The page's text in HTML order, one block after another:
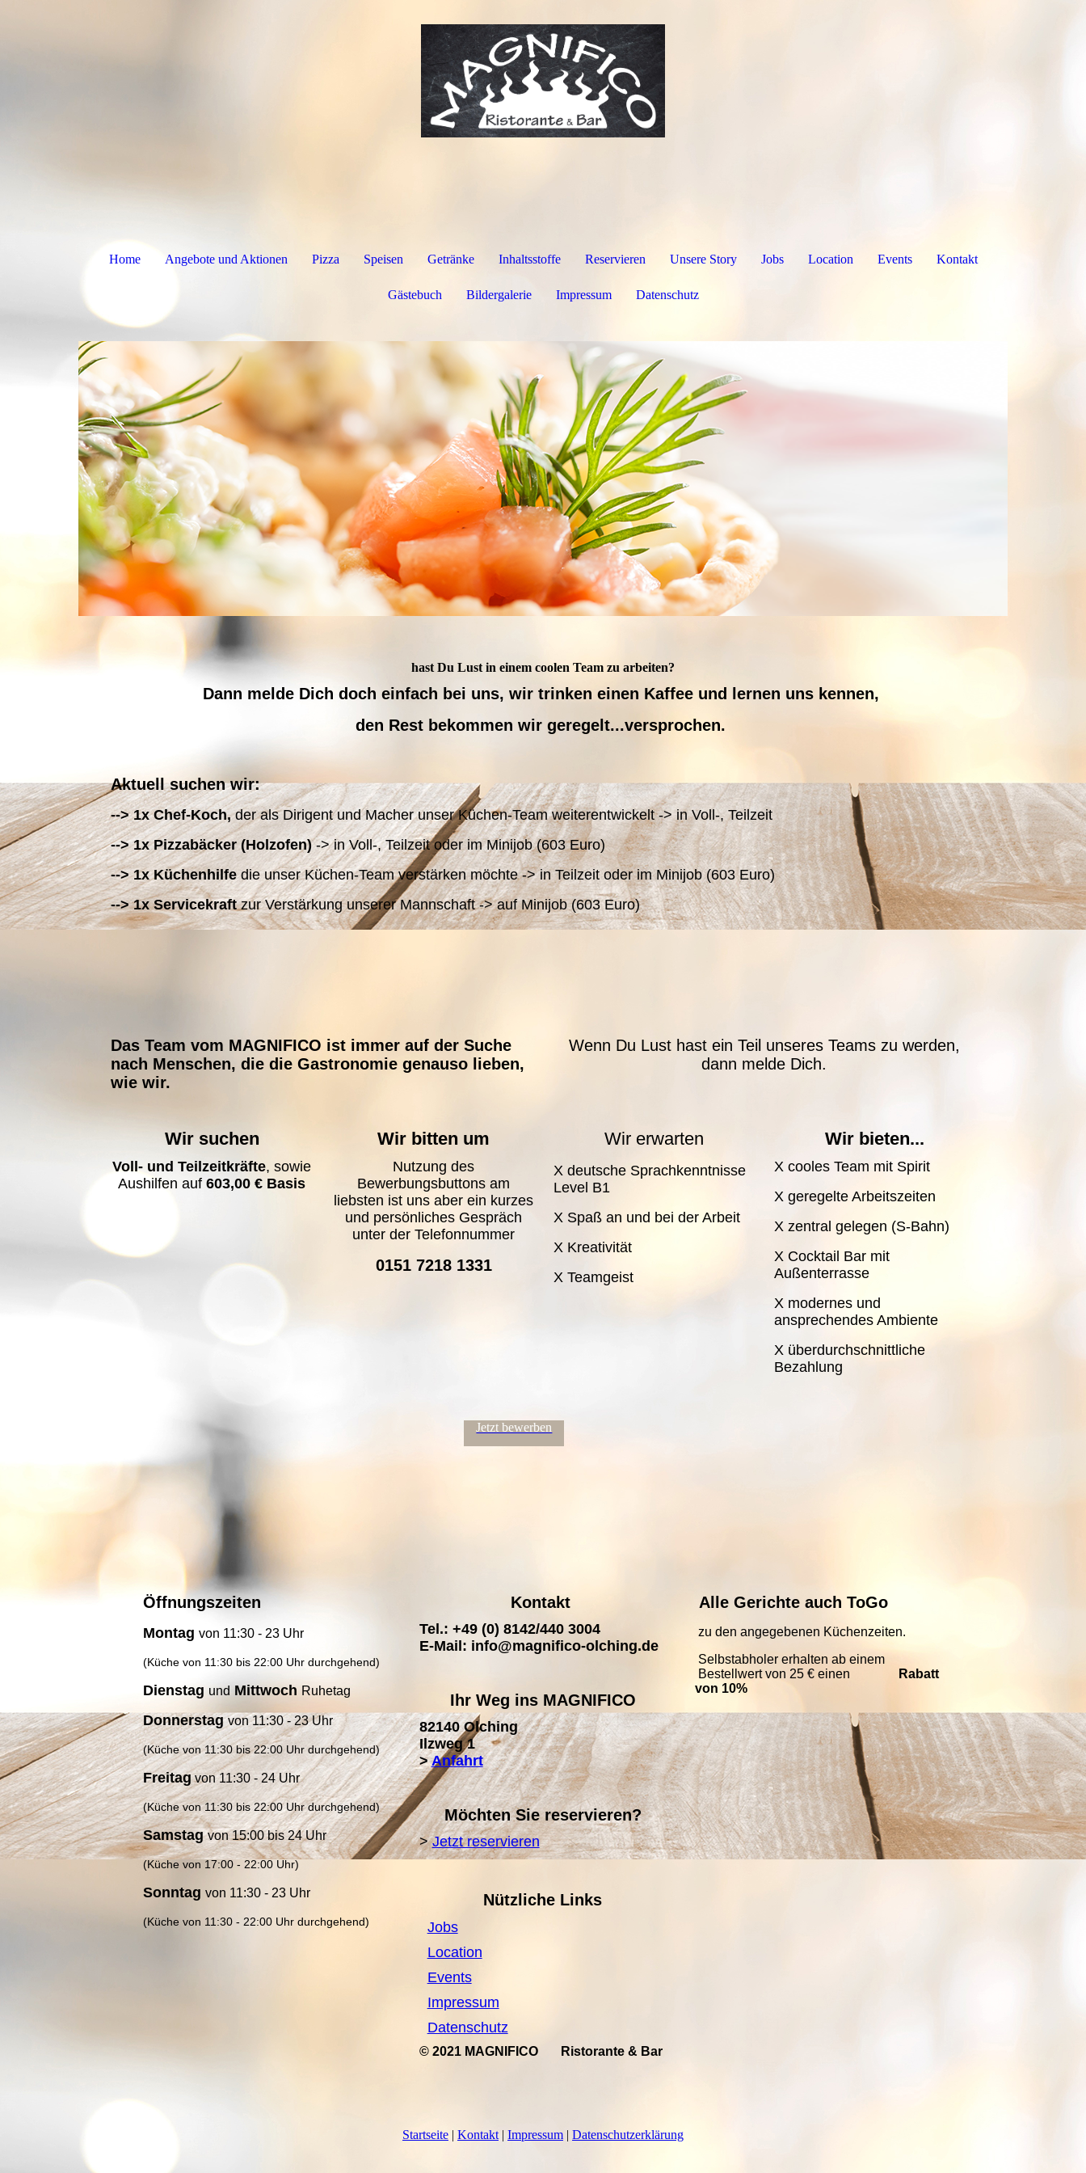
Home Angebote und Aktionen Pizza Speisen Getränke Inhaltsstoffe Reservieren Unsere Story Jobs Location Events Kontakt
Gästebuch Bildergalerie Impressum Datenschutz
hast Du Lust in einem coolen Team zu arbeiten?
Dann melde Dich doch einfach bei uns, wir trinken einen Kaffee und lernen uns kennen,
den Rest bekommen wir geregelt...versprochen.
Aktuell suchen wir:
--> 1x Chef-Koch,der als Dirigent und Macher unser Küchen-Team weiterentwickelt -> in Voll-, Teilzeit
--> 1x Pizzabäcker (Holzofen)-> in Voll-, Teilzeit oder im Minijob (603 Euro)
--> 1x Küchenhilfedie unser Küchen-Team verstärken möchte -> in Teilzeit oder im Minijob (603 Euro)
--> 1x Servicekraftzur Verstärkung unserer Mannschaft -> auf Minijob (603 Euro)
Das Team vom MAGNIFICO ist immer auf der Suche
nach Menschen, die die Gastronomie genauso lieben,
wie wir.
Wenn Du Lust hast ein Teil unseres Teams zu werden,
dann melde Dich.
Wir suchen
Voll- und Teilzeitkräfte, sowie
Aushilfen auf 603,00 € Basis
Wir bitten um
Nutzung des
Bewerbungsbuttons am
liebsten ist uns aber ein kurzes
und persönliches Gespräch
unter der Telefonnummer
0151 7218 1331
Wir erwarten
X deutsche Sprachkenntnisse
Level B1
X Spaß an und bei der Arbeit
X Kreativität
X Teamgeist
Wir bieten...
X cooles Team mit Spirit
X geregelte Arbeitszeiten
X zentral gelegen (S-Bahn)
X Cocktail Bar mit
Außenterrasse
X modernes und
ansprechendes Ambiente
X überdurchschnittliche
Bezahlung
Jetzt bewerben
Öffnungszeiten
Montag von 11:30 - 23 Uhr
(Küche von 11:30 bis 22:00 Uhr durchgehend)
Dienstag und Mittwoch Ruhetag
Donnerstagvon 11:30 - 23 Uhr
(Küche von 11:30 bis 22:00 Uhr durchgehend)
Freitag von 11:30 - 24 Uhr
(Küche von 11:30 bis 22:00 Uhr durchgehend)
Samstag von 15:00 bis 24 Uhr
(Küche von 17:00 - 22:00 Uhr)
Sonntag von 11:30 - 23 Uhr
(Küche von 11:30 - 22:00 Uhr durchgehend)
Kontakt
Tel.: +49 (0) 8142/440 3004
E-Mail: info@magnifico-olching.de
Ihr Weg ins MAGNIFICO
82140 Olching
Ilzweg 1
>Anfahrt
Möchten Sie reservieren?
>Jetzt reservieren
Nützliche Links
Jobs
Location
Events
Impressum
Datenschutz
© 2021 MAGNIFICO Ristorante & Bar
Alle Gerichte auch ToGo
zu den angegebenen Küchenzeiten.
Selbstabholer erhalten ab einem
Bestellwert von 25 € einen
Rabatt
von 10%
Startseite | Kontakt | Impressum | Datenschutzerklärung